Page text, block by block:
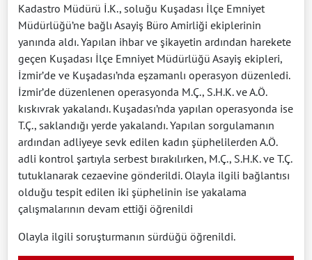
Kadastro Müdürü İ.K., soluğu Kuşadası İlçe Emniyet
Müdürlüğü’ne bağlı Asayiş Büro Amirliği ekiplerinin
yanında aldı. Yapılan ihbar ve şikayetin ardından harekete
geçen Kuşadası İlçe Emniyet Müdürlüğü Asayiş ekipleri,
İzmir’de ve Kuşadası’nda eşzamanlı operasyon düzenledi.
İzmir’de düzenlenen operasyonda M.Ç., S.H.K. ve A.Ö.
kıskıvrak yakalandı. Kuşadası’nda yapılan operasyonda ise
T.Ç., saklandığı yerde yakalandı. Yapılan sorgulamanın
ardından adliyeye sevk edilen kadın şüphelilerden A.Ö.
adli kontrol şartıyla serbest bırakılırken, M.Ç., S.H.K. ve T.Ç.
tutuklanarak cezaevine gönderildi. Olayla ilgili bağlantısı
olduğu tespit edilen iki şüphelinin ise yakalama
çalışmalarının devam ettiği öğrenildi
Olayla ilgili soruşturmanın sürdüğü öğrenildi.